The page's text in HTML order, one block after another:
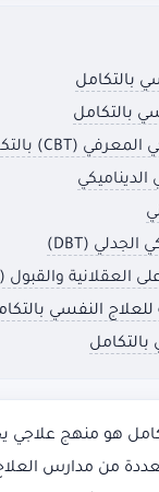
بالتكامل
بالتكامل
للعلاج النفسي
بالتكامل
هو منهج علاجي
من مدارس